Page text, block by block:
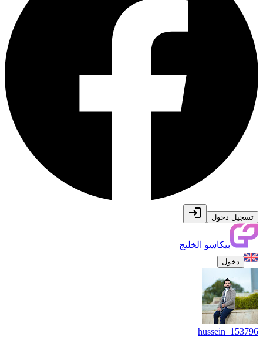
تسجيل دخول
بيكاسو الخليج
دخول
hussein_153796